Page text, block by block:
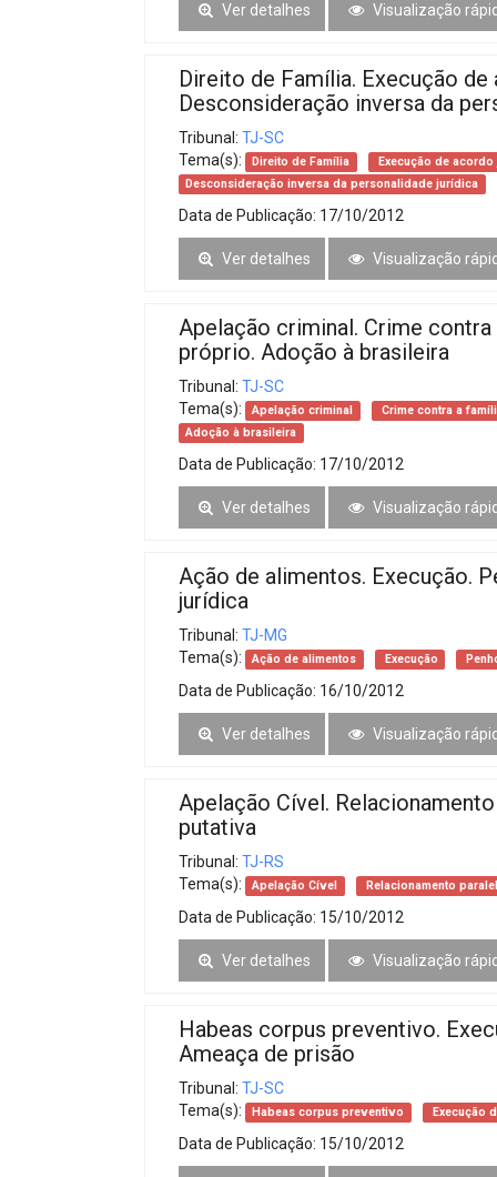
Ver detalhes Visualização
Direito de Família. Execução
Desconsideração inversa da
Tribunal: TJ-SC
Tema(s):
Direito de Família
Execução de
Desconsideração inversa da personalidade jurídica
Data de Publicação: 17/10/2012
Ver detalhes Visualização
Apelação criminal. Crime
próprio. Adoção à brasileira
Tribunal: TJ-SC
Tema(s):
Apelação criminal
Crime contra a
Adoção à brasileira
Data de Publicação: 17/10/2012
Ver detalhes Visualização
Ação de alimentos. Execução.
jurídica
Tribunal: TJ-MG
Tema(s):
Ação de alimentos Execução
Data de Publicação: 16/10/2012
Ver detalhes Visualização
Apelação Cível.
putativa
Tribunal: TJ-RS
Tema(s):
Apelação Cível Relacionamento
Data de Publicação: 15/10/2012
Ver detalhes Visualização
Habeas corpus preventivo.
Ameaça de prisão
Tribunal: TJ-SC
Tema(s):
Habeas corpus preventivo Execução
Data de Publicação: 15/10/2012